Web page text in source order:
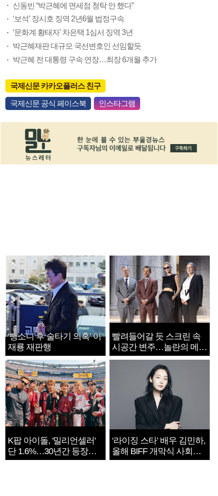
신동빈 “박근혜에 면세점 청탁 안 했다”
‘보석’ 장시호 징역 2년6월 법정구속
‘문화계 황태자’ 차은택 1심서 징역 3년
박근혜재판 대규모 국선변호인 선임할듯
박근혜 전 대통령 구속 연장…최장 6개월 추가
국제신문 카카오플러스 친구
국제신문 공식 페이스북 인스타그램
‘뺑소니 후 술타기 의혹’ 이
재룡 재판행
빨려들어갈 듯 스크린 속
시공간 변주…놀란의 메시
지는 ‘전쟁 속죄’
K팝 아이돌, '밀리언셀러'
단 1.6%…30년간 등장
1182개팀 전수조사
‘라이징 스타’ 배우 김민하,
올해 BIFF 개막식 사회자
확정